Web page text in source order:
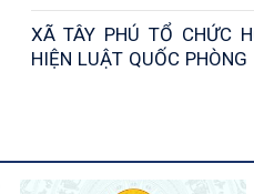
XÃ TÂY PHÚ TỔ CHỨC
HIỆN LUẬT QUỐC PHÒNG 2018, LUẬT DÂN QUÂN TỰ